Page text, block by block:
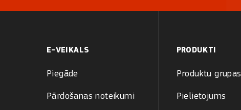
E-VEIKALS
Piegāde
Pārdošanas noteikumi
PRODUKTI
Produktu grupas
Pielietojums